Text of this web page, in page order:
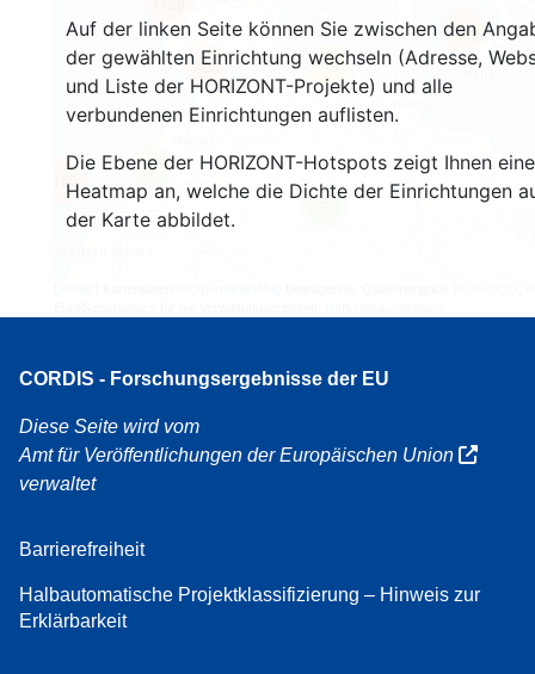
Auf der linken Seite können Sie zwischen den
der gewählten Einrichtung wechseln (Adresse,
und Liste der HORIZONT-Projekte) und alle
verbundenen Einrichtungen auflisten.
Die Ebene der HORIZONT-Hotspots zeigt Ihnen eine
Heatmap an, welche die Dichte der Einrichtungen
der Karte abbildet.
3
160
686
13
403
CORDIS - Forschungsergebnisse der EU
Diese Seite wird vom
Amt für Veröffentlichungen der Europäischen Union
verwaltet
Barrierefreiheit
Halbautomatische Projektklassifizierung – Hinweis zur
Erklärbarkeit